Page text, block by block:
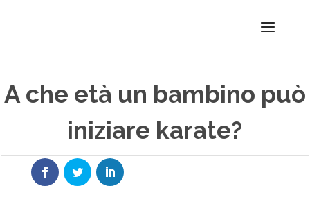
A che età un bambino può
iniziare karate?